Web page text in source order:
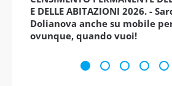
E DELLE ABITAZIONI 2026. -
Dolianova anche su mobile
ovunque, quando vuoi!